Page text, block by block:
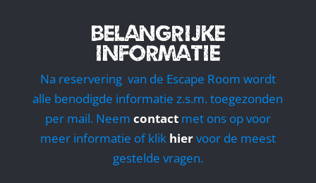
BELANGRIJKE
INFORMATIE
Na reservering van de Escape Room wordt
alle benodigde informatie z.s.m. toegezonden
per mail. Neem contactmet ons op voor
meer informatie of klik hiervoor de meest
gestelde vragen.